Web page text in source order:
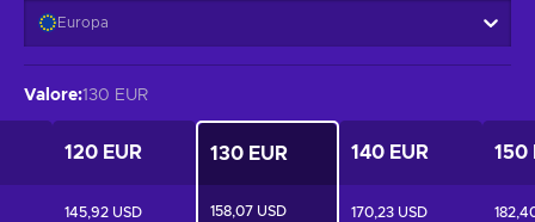
Europa
Valore:130 EUR
120 EUR
145,92 USD
130 EUR
158,07 USD
140 EUR
170,23 USD
150